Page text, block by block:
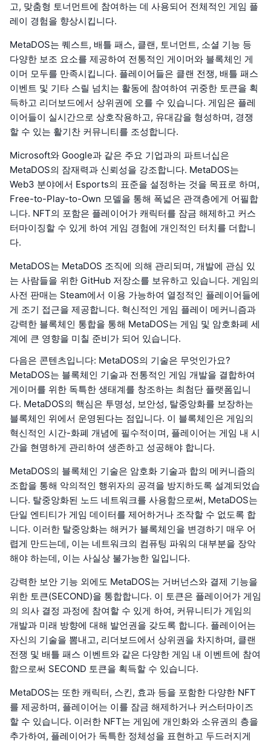
고, 맞춤형 토너먼트에 참여하는 데 사용되어 전체적인 게임 플
레이 경험을 향상시킵니다.
MetaDOS는 퀘스트, 배틀 패스, 클랜, 토너먼트, 소셜 기능 등
다양한 보조 요소를 제공하여 전통적인 게이머와 블록체인 게
이머 모두를 만족시킵니다. 플레이어들은 클랜 전쟁, 배틀 패스
이벤트 및 기타 스릴 넘치는 활동에 참여하여 귀중한 토큰을 획
득하고 리더보드에서 상위권에 오를 수 있습니다. 게임은 플레
이어들이 실시간으로 상호작용하고, 유대감을 형성하며, 경쟁
할 수 있는 활기찬 커뮤니티를 조성합니다.
Microsoft와 Google과 같은 주요 기업과의 파트너십은
MetaDOS의 잠재력과 신뢰성을 강조합니다. MetaDOS는
Web3 분야에서 Esports의 표준을 설정하는 것을 목표로 하며,
Free-to-Play-to-Own 모델을 통해 폭넓은 관객층에게 어필합
니다. NFT의 포함은 플레이어가 캐릭터를 잠금 해제하고 커스
터마이징할 수 있게 하여 게임 경험에 개인적인 터치를 더합니
다.
MetaDOS는 MetaDOS 조직에 의해 관리되며, 개발에 관심 있
는 사람들을 위한 GitHub 저장소를 보유하고 있습니다. 게임의
사전 판매는 Steam에서 이용 가능하여 열정적인 플레이어들에
게 조기 접근을 제공합니다. 혁신적인 게임 플레이 메커니즘과
강력한 블록체인 통합을 통해 MetaDOS는 게임 및 암호화폐 세
계에 큰 영향을 미칠 준비가 되어 있습니다.
다음은 콘텐츠입니다: MetaDOS의 기술은 무엇인가요?
MetaDOS는 블록체인 기술과 전통적인 게임 개발을 결합하여
게이머를 위한 독특한 생태계를 창조하는 최첨단 플랫폼입니
다. MetaDOS의 핵심은 투명성, 보안성, 탈중앙화를 보장하는
블록체인 위에서 운영된다는 점입니다. 이 블록체인은 게임의
혁신적인 시간-화폐 개념에 필수적이며, 플레이어는 게임 내 시
간을 현명하게 관리하여 생존하고 성공해야 합니다.
MetaDOS의 블록체인 기술은 암호화 기술과 합의 메커니즘의
조합을 통해 악의적인 행위자의 공격을 방지하도록 설계되었습
니다. 탈중앙화된 노드 네트워크를 사용함으로써, MetaDOS는
단일 엔티티가 게임 데이터를 제어하거나 조작할 수 없도록 합
니다. 이러한 탈중앙화는 해커가 블록체인을 변경하기 매우 어
렵게 만드는데, 이는 네트워크의 컴퓨팅 파워의 대부분을 장악
해야 하는데, 이는 사실상 불가능한 일입니다.
강력한 보안 기능 외에도 MetaDOS는 거버넌스와 결제 기능을
위한 토큰(SECOND)을 통합합니다. 이 토큰은 플레이어가 게임
의 의사 결정 과정에 참여할 수 있게 하여, 커뮤니티가 게임의
개발과 미래 방향에 대해 발언권을 갖도록 합니다. 플레이어는
자신의 기술을 뽐내고, 리더보드에서 상위권을 차지하며, 클랜
전쟁 및 배틀 패스 이벤트와 같은 다양한 게임 내 이벤트에 참여
함으로써 SECOND 토큰을 획득할 수 있습니다.
MetaDOS는 또한 캐릭터, 스킨, 효과 등을 포함한 다양한 NFT
를 제공하며, 플레이어는 이를 잠금 해제하거나 커스터마이즈
할 수 있습니다. 이러한 NFT는 게임에 개인화와 소유권의 층을
추가하여, 플레이어가 독특한 정체성을 표현하고 두드러지게